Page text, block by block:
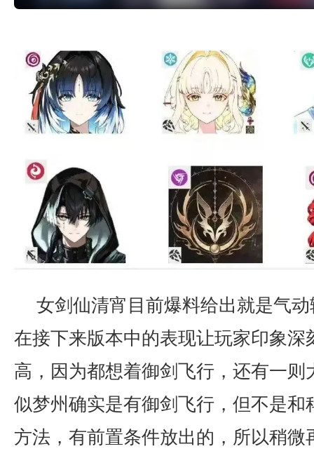
个游戏系统也非常完整，已经不是未
白热化，是每一季都有新风向的程度
会“怕晚”...
女剑仙清宵目前爆料给出就是气
在接下来版本中的表现让玩家印象深
高，因为都想着御剑飞行，还有一则
似梦州确实是有御剑飞行，但不是和
方法，有前置条件放出的，所以稍微